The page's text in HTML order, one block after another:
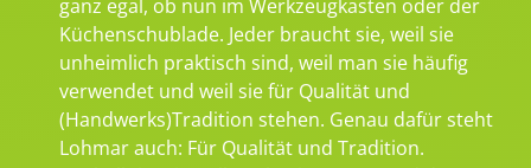
ganz egal, ob nun im Werkzeugkasten oder der
Küchenschublade. Jeder braucht sie, weil sie
unheimlich praktisch sind, weil man sie häufig
verwendet und weil sie für Qualität und
(Handwerks)Tradition stehen. Genau dafür steht
Lohmar auch: Für Qualität und Tradition.